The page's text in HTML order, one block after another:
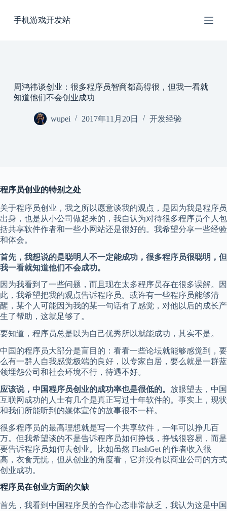
过
手机游戏开发站
周鸿祎谈创业：很多程序员智商都高得很，但我一看就
知道他们不会创业成功
wupei 2017年11月20日 开发经验
程序员创业的特别之处
关于程序员创业，我之所以愿意谈我的观点，是因为我是程序员
出身，也是从小公司做起来的，我自认为对待很多程序员个人包
括共享软件作者和一些小网站还是很好的。我希望分享一些经验
和体会。
首先，我想说的是聪明人不一定能成功，很多程序员很聪明，但
我一看就知道他们不会成功。
因为我看到了一些问题，而且现在太多程序员存在很多误解。因
此，我希望把我的观点告诉程序员。或许有一些程序员能够清
醒，某个人可能因为我的某一句话有了感觉，对他以后的成长产
生了帮助，这就足够了。
要知道，程序员总是以为自己优秀所以就能成功，其实不是。
中国的程序员大部分是盲目的：看看一些论坛就能够感觉到，要
么有一群人自我感觉极端的良好，以专家自居，要么就是一群蓝
领埋怨公司和社会环境不行，待遇不好。
应该说，中国程序员创业的成功率也是很低的。 放眼望去，中国
互联网成功的人士有几个是真正写过十年软件的。事实上，现状
和我们所能听到的媒体宣传的故事很不一样。
很多程序员的最高理想就是写一个共享软件，一年可以挣几百
万。但我希望谈的不是告诉程序员如何挣钱，挣钱很容易，而是
要告诉程序员如何去创业。比如虽然 FlashGet 的作者收入很
高，衣食无忧，但从创业的角度看，它并没有以商业公司的方式
创业成功。
程序员在创业方面的欠缺
首先，我看到中国程序员的合作心态非常缺乏，我认为这是中国